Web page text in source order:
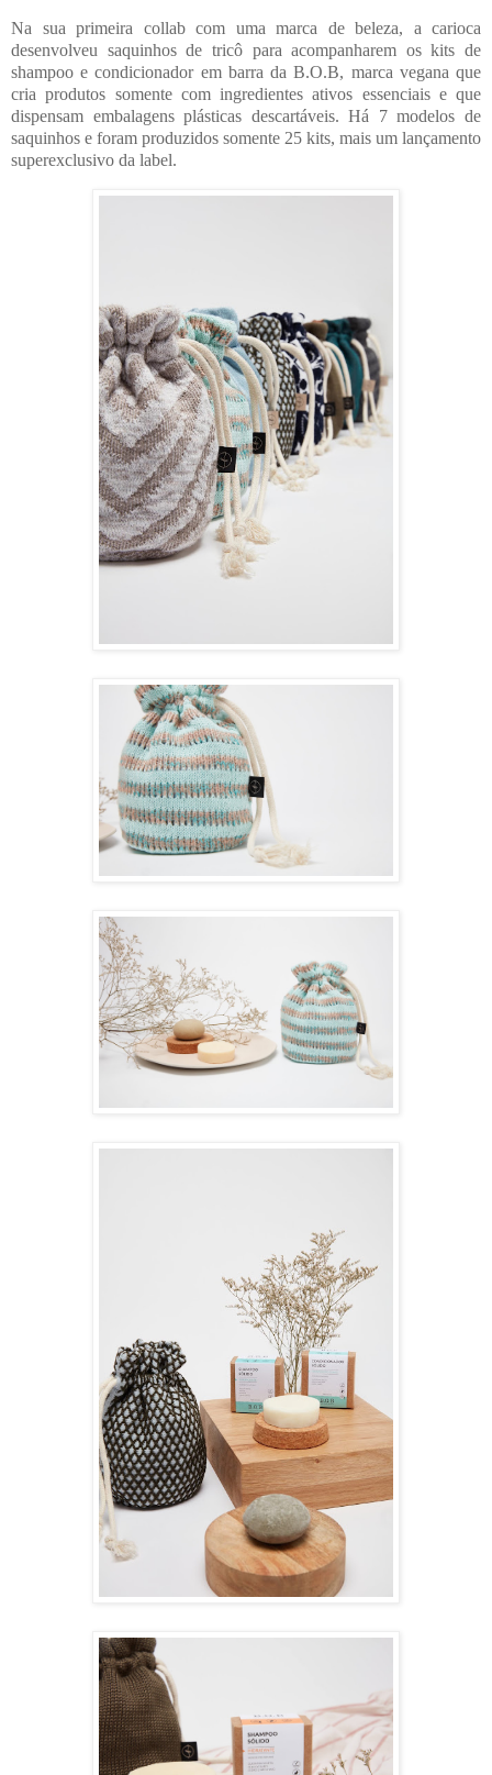
Na sua primeira collab com uma marca de beleza, a carioca
desenvolveu saquinhos de tricô para acompanharem os kits de
shampoo e condicionador em barra da B.O.B, marca vegana que
cria produtos somente com ingredientes ativos essenciais e que
dispensam embalagens plásticas descartáveis. Há 7 modelos de
saquinhos e foram produzidos somente 25 kits, mais um lançamento
superexclusivo da label.